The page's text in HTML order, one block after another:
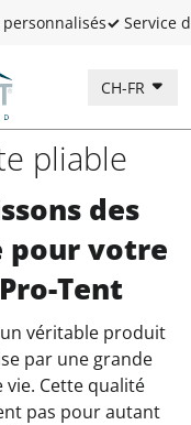
✓ Service
CH-FR
pliable
des
pour votre
Tent
véritable produit
par une grande
Cette qualité
pas pour autant